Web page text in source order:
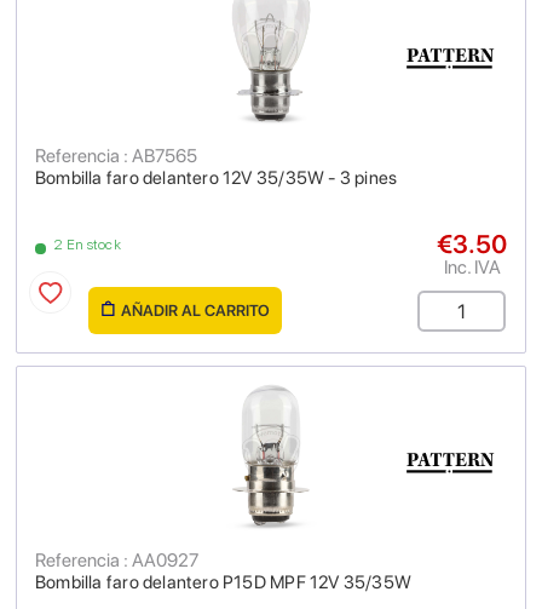
Bombilla faro delantero 12V 35/35W - 3 pines
Referencia : AB7565
2 En stock €3.50
Inc. IVA
AÑADIR AL CARRITO
Bombilla faro delantero P15D MPF 12V 35/35W
Referencia : AA0927